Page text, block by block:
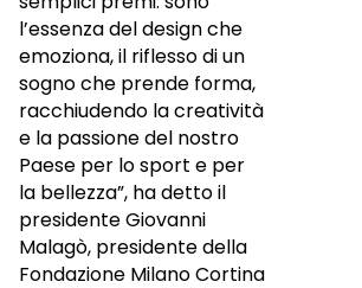
l’essenza del design che
emoziona, il riflesso di un
sogno che prende forma,
racchiudendo la creatività
e la passione del nostro
Paese per lo sport e per
la bellezza”, ha detto il
presidente Giovanni
Malagò, presidente della
Fondazione Milano Cortina